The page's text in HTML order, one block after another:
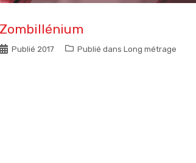
Zombillénium
Publié 2017 Publié dans Long métrage